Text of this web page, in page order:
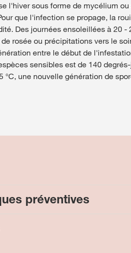
l'hiver sous forme de mycélium
que l'infection se propage, la
Des journées ensoleillées à 20 -
rosée ou précipitations vers le
entre le début de
sensibles est de 140
°C, une nouvelle génération de
préventives